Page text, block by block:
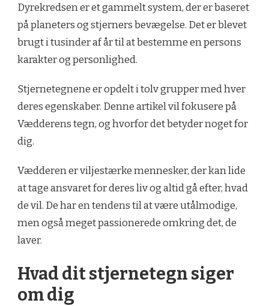
Dyrekredsen er et gammelt system, der er baseret
på planeters og stjerners bevægelse. Det er blevet
brugt i tusinder af år til at bestemme en persons
karakter og personlighed.
Stjernetegnene er opdelt i tolv grupper med hver
deres egenskaber. Denne artikel vil fokusere på
Vædderens tegn, og hvorfor det betyder noget for
dig.
Vædderen er viljestærke mennesker, der kan lide
at tage ansvaret for deres liv og altid gå efter, hvad
de vil. De har en tendens til at være utålmodige,
men også meget passionerede omkring det, de
laver.
Hvad dit stjernetegn siger
om dig